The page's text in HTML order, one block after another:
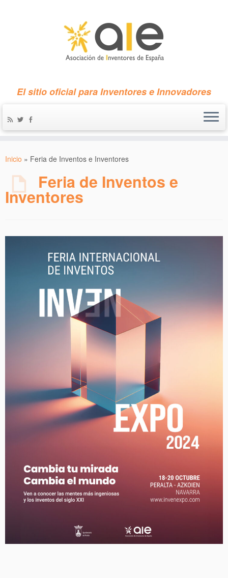
El sitio oficial para Inventores e Innovadores
Inicio » Feria de Inventos e Inventores
Feria de Inventos e
Inventores